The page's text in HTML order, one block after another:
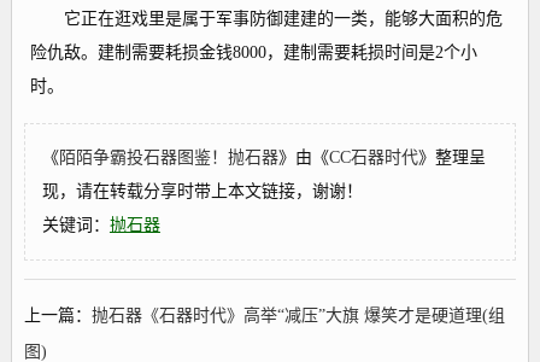
它正在逛戏里是属于军事防御建建的一类，能够大面积的危
险仇敌。建制需要耗损金钱8000，建制需要耗损时间是2个小
时。
《 陌陌争霸投石器图鉴！抛石器》由《CC石器时代》整理呈
现，请在转载分享时带上本文链接，谢谢！
关键词： 抛石器
上一篇： 抛石器《石器时代》高举“减压”大旗 爆笑才是硬道理(组
图)